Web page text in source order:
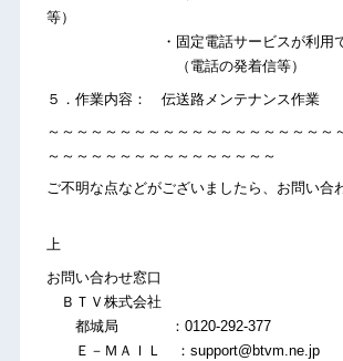
等）
・固定電話サービスが利用でき
（電話の発着信等）
５．作業内容： 伝送路メンテナンス作業
～～～～～～～～～～～～～～～～～～～～
～～～～～～～～～～～～～～～～
ご不明な点などがございましたら、お問い合
上
お問い合わせ窓口
ＢＴＶ株式会社
都城局 ：0120-292-377
Ｅ－ＭＡＩＬ ：support@btvm.ne.jp